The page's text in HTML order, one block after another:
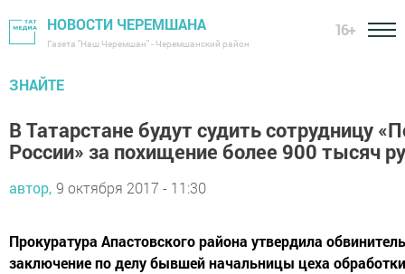
НОВОСТИ ЧЕРЕМШАНА
Газета "Наш Черемшан" - Черемшанский район
16+
ЗНАЙТЕ
В Татарстане будут судить сотрудницу
России» за похищение более 900 тысяч
автор, 9 октября 2017 - 11:30
Прокуратура Апастовского района утвердила
заключение по делу бывшей начальницы цеха